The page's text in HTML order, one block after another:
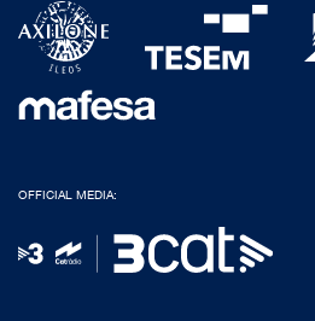
OFFICIAL MEDIA: